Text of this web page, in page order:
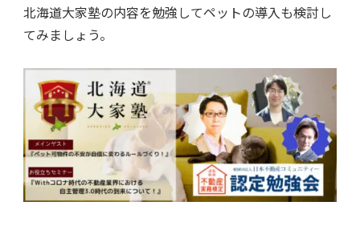
北海道大家塾の内容を勉強してペットの導入も検討し
てみましょう。